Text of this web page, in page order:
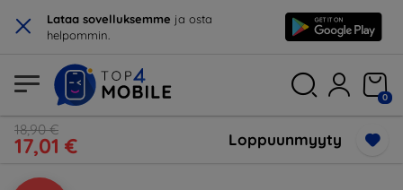
× Lataa sovelluksemme ja osta
helpommin.
0
18,90 €
17,01 € Loppuunmyyty